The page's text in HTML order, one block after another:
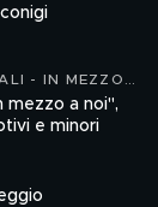
- IN MEZZO
mezzo a noi",
e minori